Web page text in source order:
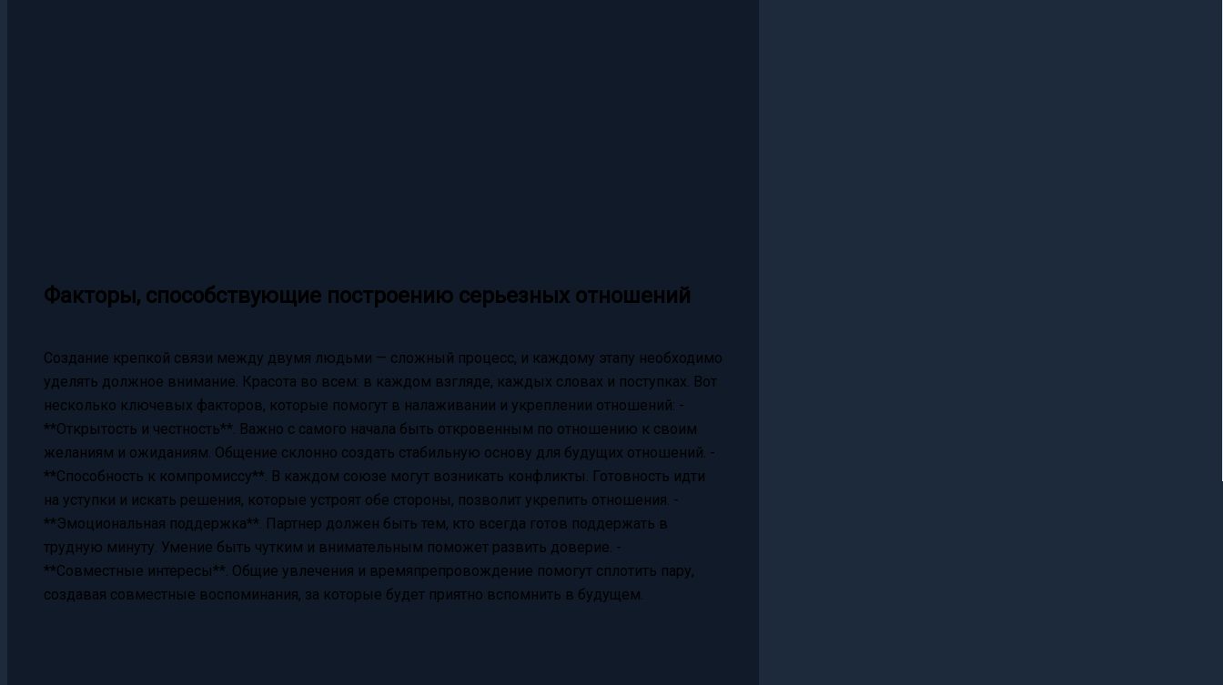
Факторы, способствующие построению серьезных отношений
Создание крепкой связи между двумя людьми — сложный процесс, и каждому этапу необходимо
уделять должное внимание. Красота во всем: в каждом взгляде, каждых словах и поступках. Вот
несколько ключевых факторов, которые помогут в налаживании и укреплении отношений: -
**Открытость и честность**. Важно с самого начала быть откровенным по отношению к своим
желаниям и ожиданиям. Общение склонно создать стабильную основу для будущих отношений. -
**Способность к компромиссу**. В каждом союзе могут возникать конфликты. Готовность идти
на уступки и искать решения, которые устроят обе стороны, позволит укрепить отношения. -
**Эмоциональная поддержка**. Партнер должен быть тем, кто всегда готов поддержать в
трудную минуту. Умение быть чутким и внимательным поможет развить доверие. -
**Совместные интересы**. Общие увлечения и времяпрепровождение помогут сплотить пару,
создавая совместные воспоминания, за которые будет приятно вспомнить в будущем.